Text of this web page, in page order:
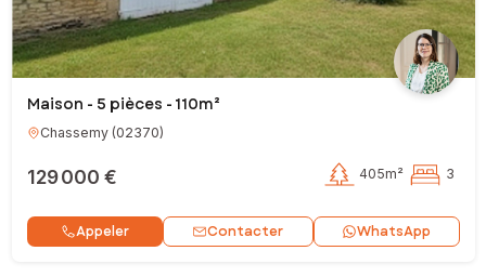
Maison - 5 pièces - 110m²
Chassemy(02370)
129 000 € 405m² 3
Appeler Contacter WhatsApp